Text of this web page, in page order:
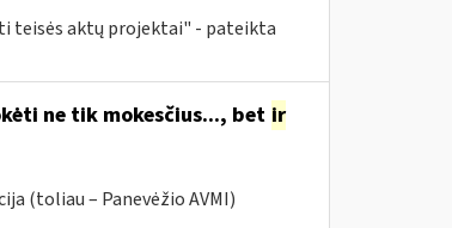
teisės aktų projektai" - pateikta
ne tik mokesčius..., bet ir
(toliau – Panevėžio AVMI)